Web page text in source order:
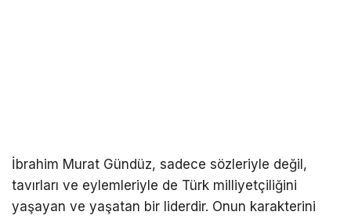
İbrahim Murat Gündüz, sadece sözleriyle değil,
tavırları ve eylemleriyle de Türk milliyetçiliğini
yaşayan ve yaşatan bir liderdir. Onun karakterini